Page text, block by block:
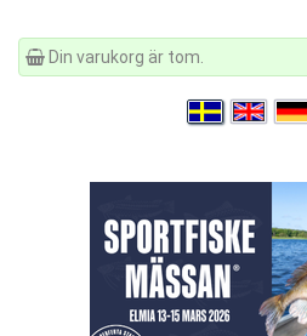
Din varukorg är tom.